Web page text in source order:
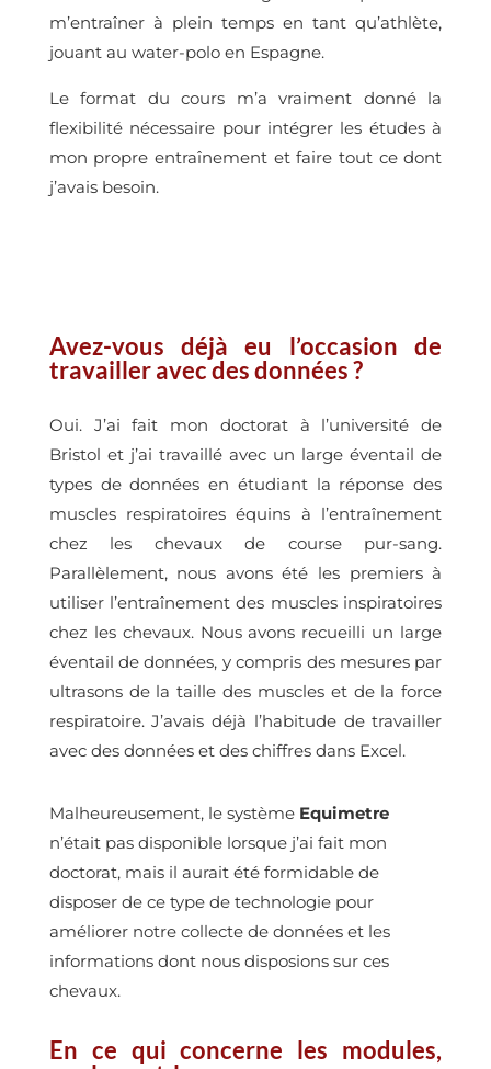
m’entraîner à plein temps en tant qu’athlète,
jouant au water-polo en Espagne.
Le format du cours m’a vraiment donné la
flexibilité nécessaire pour intégrer les études à
mon propre entraînement et faire tout ce dont
j’avais besoin.
Avez-vous déjà eu l’occasion de
travailler avec des données ?
Oui. J’ai fait mon doctorat à l’université de
Bristol et j’ai travaillé avec un large éventail de
types de données en étudiant la réponse des
muscles respiratoires équins à l’entraînement
chez les chevaux de course pur-sang.
Parallèlement, nous avons été les premiers à
utiliser l’entraînement des muscles inspiratoires
chez les chevaux. Nous avons recueilli un large
éventail de données, y compris des mesures par
ultrasons de la taille des muscles et de la force
respiratoire. J’avais déjà l’habitude de travailler
avec des données et des chiffres dans Excel.
Malheureusement, le système Equimetre
n’était pas disponible lorsque j’ai fait mon
doctorat, mais il aurait été formidable de
disposer de ce type de technologie pour
améliorer notre collecte de données et les
informations dont nous disposions sur ces
chevaux.
En ce qui concerne les modules,